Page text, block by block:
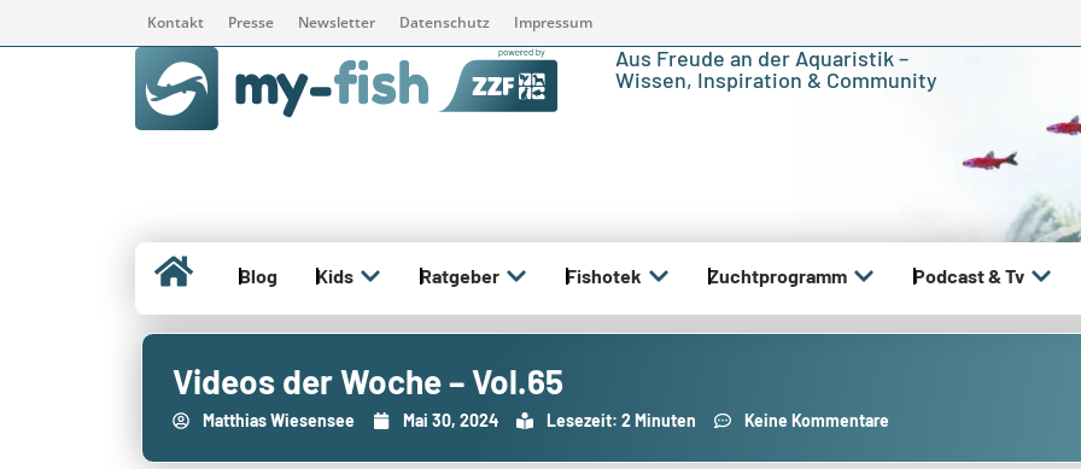
Kontakt Presse Newsletter Datenschutz Impressum
Aus Freude an der Aquaristik –
Wissen, Inspiration & Community
Blog Kids Ratgeber Fishotek Zuchtprogramm Podcast & Tv
Videos der Woche – Vol.65
Matthias Wiesensee Mai 30, 2024 Lesezeit: 2 Minuten Keine Kommentare